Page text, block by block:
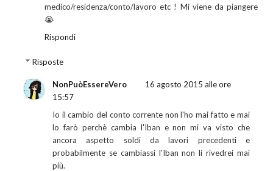
medico/residenza/conto/lavoro etc ! Mi viene da piangere
😭
Rispondi
Risposte
NonPuòEssereVero
16 agosto 2015 alle ore
15:57
Io il cambio del conto corrente non l'ho mai fatto e mai
lo farò perchè cambia l'Iban e non mi va visto che
ancora aspetto soldi da lavori precedenti e
probabilmente se cambiassi l'Iban non li rivedrei mai
più.